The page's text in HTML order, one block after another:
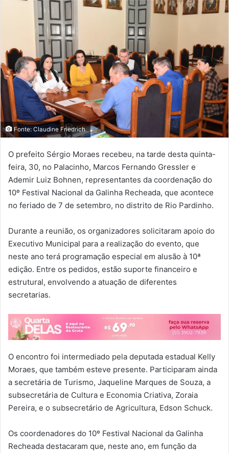
Fonte: Claudine Friedrich
O prefeito Sérgio Moraes recebeu, na tarde desta quinta-
feira, 30, no Palacinho, Marcos Fernando Gressler e
Ademir Luiz Bohnen, representantes da coordenação do
10º Festival Nacional da Galinha Recheada, que acontece
no feriado de 7 de setembro, no distrito de Rio Pardinho.
Durante a reunião, os organizadores solicitaram apoio do
Executivo Municipal para a realização do evento, que
neste ano terá programação especial em alusão à 10ª
edição. Entre os pedidos, estão suporte financeiro e
estrutural, envolvendo a atuação de diferentes
secretarias.
O encontro foi intermediado pela deputada estadual Kelly
Moraes, que também esteve presente. Participaram ainda
a secretária de Turismo, Jaqueline Marques de Souza, a
subsecretária de Cultura e Economia Criativa, Zoraia
Pereira, e o subsecretário de Agricultura, Edson Schuck.
Os coordenadores do 10º Festival Nacional da Galinha
Recheada destacaram que, neste ano, em função da